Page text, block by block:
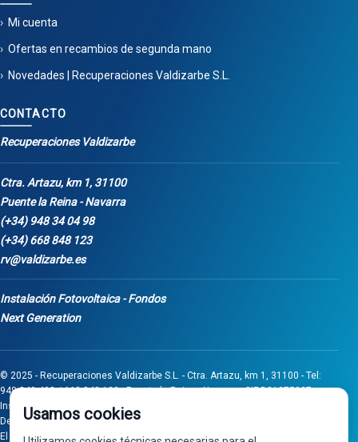
Mi cuenta
Ofertas en recambios de segunda mano
Novedades | Recuperaciones Valdizarbe S.L.
CONTACTO
Recuperaciones Valdizarbe
Ctra. Artazu, km 1, 31100
Puente la Reina - Navarra
(+34) 948 34 04 98
(+34) 668 848 123
rv@valdizarbe.es
Instalación Fotovoltaica - Fondos
Next Generation
© 2025 - Recuperaciones Valdizarbe S.L. - Ctra. Artazu, km 1, 31100 - Tel:
948 340 498 / 668 848 123 - Puente la Reina - Navarra - CIF B31275837.
Inscrita en el Registro Mercantil de Navarra, Tomo 32, Folio 75, Hoja 525.
Desarrollado porSeintosoft
El proyecto de inversión "0011-0558-2024-000008" ha sido subvencionado
Usamos cookies